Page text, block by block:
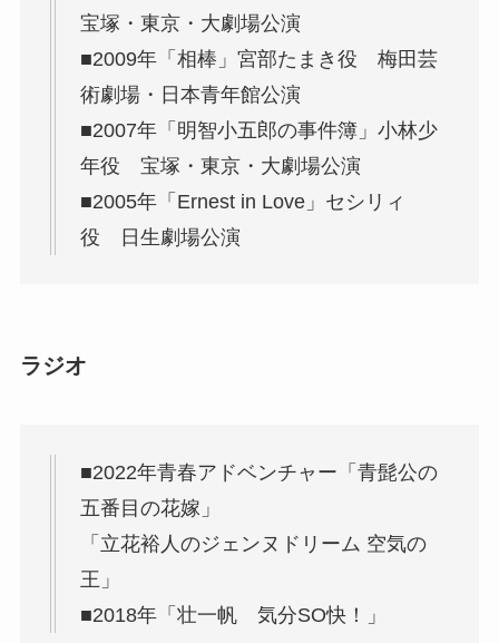
宝塚・東京・大劇場公演
■2009年「相棒」宮部たまき役 梅田芸
術劇場・日本青年館公演
■2007年「明智小五郎の事件簿」小林少
年役 宝塚・東京・大劇場公演
■2005年「Ernest in Love」セシリィ
役 日生劇場公演
ラジオ
■2022年青春アドベンチャー「青髭公の
五番目の花嫁」
「立花裕人のジェンヌドリーム 空気の
王」
■2018年「壮一帆 気分SO快！」